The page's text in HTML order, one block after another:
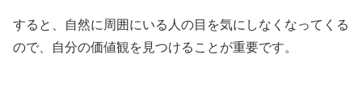
すると、自然に周囲にいる人の目を気にしなくなってくる
ので、自分の価値観を見つけることが重要です。